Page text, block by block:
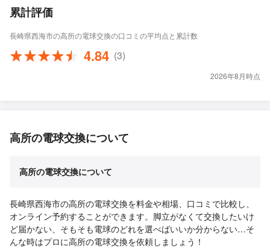
累計評価
長崎県西海市の高所の電球交換の口コミの平均点と累計数
4.84 (3)
2026年8月時点
高所の電球交換について
高所の電球交換について
長崎県西海市の高所の電球交換を料金や相場、口コミで比較し、
オンライン予約することができます。脚立がなくて交換したいけ
ど届かない、そもそも電球のどれを選べばいいか分からない…そ
んな時はプロに高所の電球交換を依頼しましょう！